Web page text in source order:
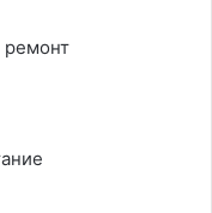
ремонт